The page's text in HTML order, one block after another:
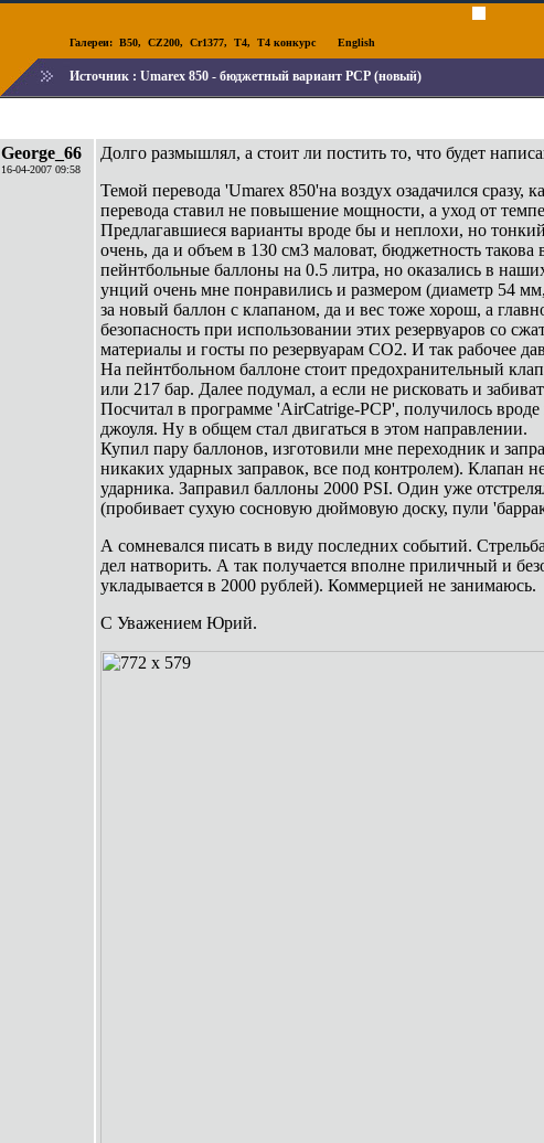
Галереи: B50, CZ200, Cr1377, T4, T4 конкурс English
Источник : Umarex 850 - бюджетный вариант РСР (новый)
George_66
16-04-2007 09:58
Долго размышлял, а стоит ли постить то, что будет
Темой перевода 'Umarex 850'на воздух озадачился
перевода ставил не повышение мощности, а уход от
Предлагавшиеся варианты вроде бы и неплохи, но
очень, да и объем в 130 см3 маловат, бюджетность
пейнтбольные баллоны на 0.5 литра, но оказались в
унций очень мне понравились и размером (диаметр 54
за новый баллон с клапаном, да и вес тоже хорош, а
безопасность при использовании этих резервуаров со
материалы и госты по резервуарам СО2. И так рабочее
На пейнтбольном баллоне стоит предохранительный
или 217 бар. Далее подумал, а если не рисковать и
Посчитал в программе 'AirCatrige-PCP', получилось
джоуля. Ну в общем стал двигаться в этом направлении.
Купил пару баллонов, изготовили мне переходник и
никаких ударных заправок, все под контролем). Клапан
ударника. Заправил баллоны 2000 PSI. Один уже
(пробивает сухую сосновую дюймовую доску, пули
А сомневался писать в виду последних событий.
дел натворить. А так получается вполне приличный и
укладывается в 2000 рублей). Коммерцией не занимаюсь.
С Уважением Юрий.